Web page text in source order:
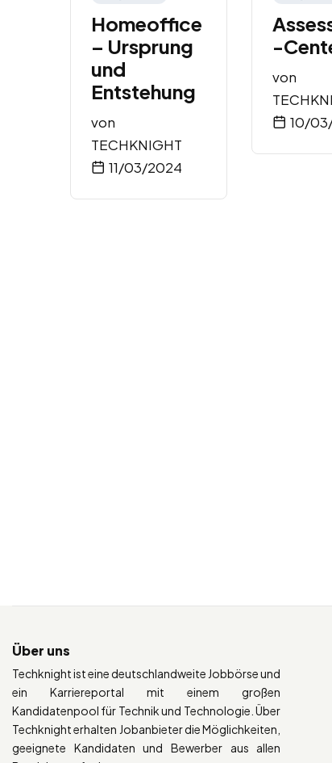
Homeoffice
– Ursprung
und
Entstehung
von
TECHKNIGHT
11/03/2024
-
von
10/
Über uns
Techknight ist eine deutschlandweite Jobbörse und
ein Karriereportal mit einem großen
Kandidatenpool für Technik und Technologie. Über
Techknight erhalten Jobanbieter die Möglichkeiten,
geeignete Kandidaten und Bewerber aus allen